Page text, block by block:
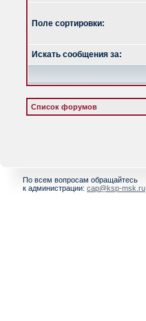
Поле сортировки:
Искать сообщения за:
Список форумов
По всем вопросам обращайтесь
к администрации: cap@ksp-msk.ru